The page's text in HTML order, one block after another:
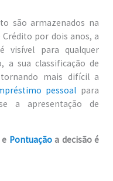
são armazenados na
por dois anos, a
visível para qualquer
a sua classificação de
mais difícil a
pessoal para
a apresentação de
e Pontuaçãoa decisão é